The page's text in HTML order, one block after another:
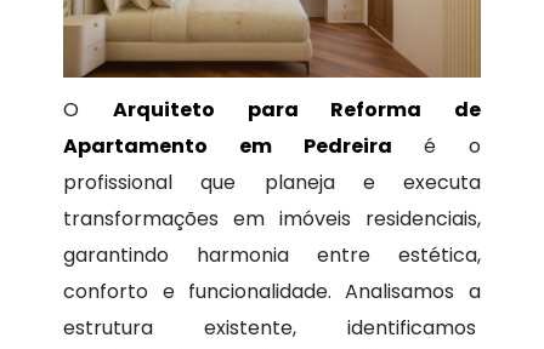
O Arquiteto para Reforma de
Apartamento em Pedreira é o
profissional que planeja e executa
transformações em imóveis residenciais,
garantindo harmonia entre estética,
conforto e funcionalidade. Analisamos a
estrutura existente, identificamos